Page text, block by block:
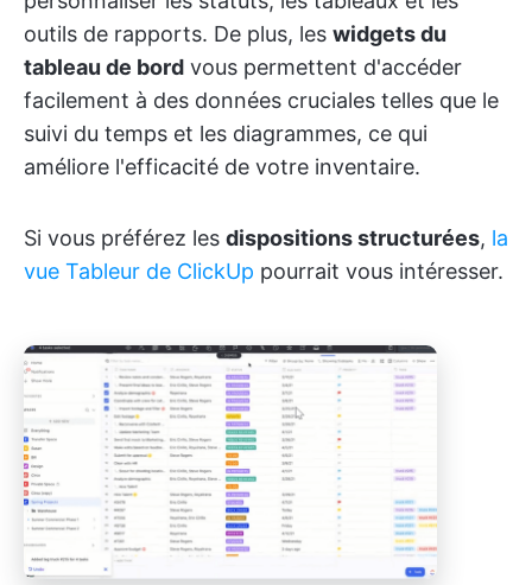
outils de rapports. De plus, les widgets du
tableau de bord vous permettent d'accéder
facilement à des données cruciales telles que le
suivi du temps et les diagrammes, ce qui
améliore l'efficacité de votre inventaire.
Si vous préférez les dispositions structurées, la
vue Tableur de ClickUp pourrait vous intéresser.